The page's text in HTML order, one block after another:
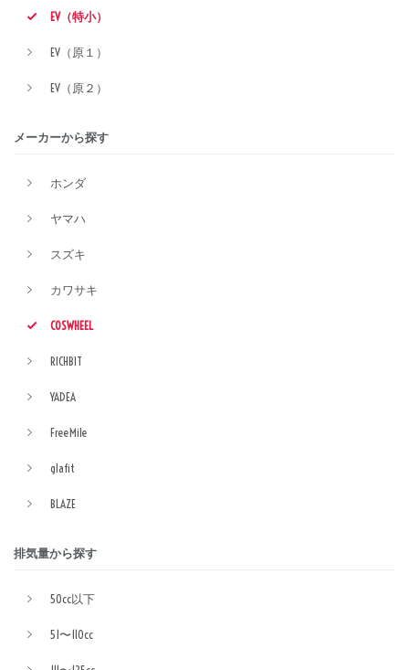
EV（特小）
EV（原１）
EV（原２）
メーカーから探す
ホンダ
ヤマハ
スズキ
カワサキ
COSWHEEL
RICHBIT
YADEA
FreeMile
glafit
BLAZE
排気量から探す
50cc以下
51〜110cc